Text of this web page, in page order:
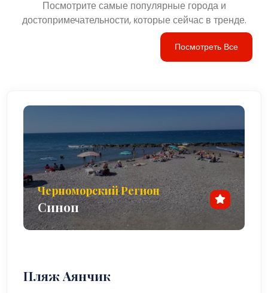
Посмотрите самые популярные города и
достопримечательности, которые сейчас в тренде.
Посмотреть Все
Черноморский Регион
Синоп
Пляж Аянчик